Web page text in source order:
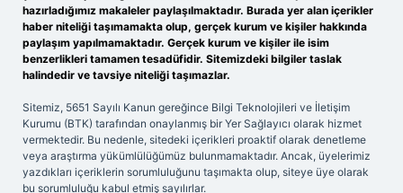
hazırladığımız makaleler paylaşılmaktadır. Burada yer alan içerikler
haber niteliği taşımamakta olup, gerçek kurum ve kişiler hakkında
paylaşım yapılmamaktadır. Gerçek kurum ve kişiler ile isim
benzerlikleri tamamen tesadüfidir. Sitemizdeki bilgiler taslak
halindedir ve tavsiye niteliği taşımazlar.
Sitemiz, 5651 Sayılı Kanun gereğince Bilgi Teknolojileri ve İletişim
Kurumu (BTK) tarafından onaylanmış bir Yer Sağlayıcı olarak hizmet
vermektedir. Bu nedenle, sitedeki içerikleri proaktif olarak denetleme
veya araştırma yükümlülüğümüz bulunmamaktadır. Ancak, üyelerimiz
yazdıkları içeriklerin sorumluluğunu taşımakta olup, siteye üye olarak
bu sorumluluğu kabul etmiş sayılırlar.